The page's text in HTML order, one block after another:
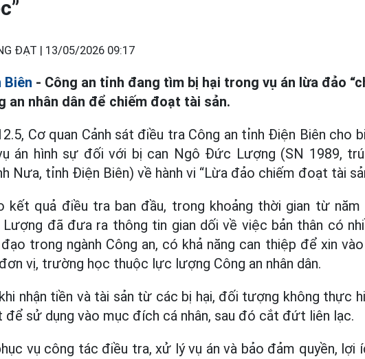
ĐẠT | 13/05/2026 09:17
Biên - Công an tỉnh đang tìm bị hại trong vụ án lừa đảo
an nhân dân để chiếm đoạt tài sản.
Cơ quan Cảnh sát điều tra Công an tỉnh Điện Biên cho
án hình sự đối với bị can Ngô Đức Lượng (SN 1989, trú
Nưa, tỉnh Điện Biên) về hành vi “Lừa đảo chiếm đoạt tài
kết quả điều tra ban đầu, trong khoảng thời gian từ
đã đưa ra thông tin gian dối về việc bản thân có
đạo trong ngành Công an, có khả năng can thiệp để xin
vị, trường học thuộc lực lượng Công an nhân dân.
nhận tiền và tài sản từ các bị hại, đối tượng không thực
để sử dụng vào mục đích cá nhân, sau đó cắt đứt liên lạc.
vụ công tác điều tra, xử lý vụ án và bảo đảm quyền, lợi